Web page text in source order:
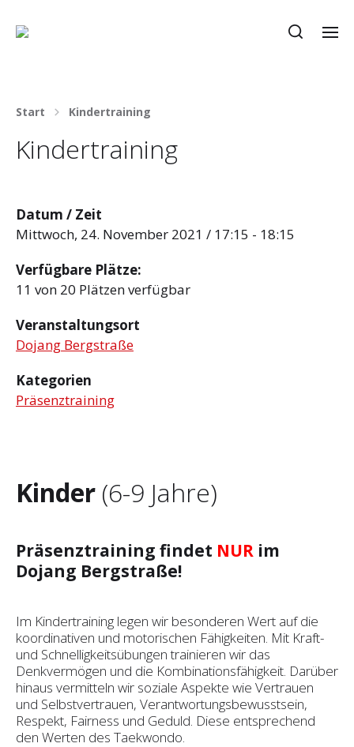
Start Kindertraining
Kindertraining
Datum / Zeit
Mittwoch, 24. November 2021 / 17:15 - 18:15
Verfügbare Plätze:
11 von 20 Plätzen verfügbar
Veranstaltungsort
Dojang Bergstraße
Kategorien
Präsenztraining
Kinder (6-9 Jahre)
Präsenztraining findet NUR im
Dojang Bergstraße!
Im Kindertraining legen wir besonderen Wert auf die
koordinativen und motorischen Fähigkeiten. Mit Kraft-
und Schnelligkeitsübungen trainieren wir das
Denkvermögen und die Kombinationsfähigkeit. Darüber
hinaus vermitteln wir soziale Aspekte wie Vertrauen
und Selbst­vertrauen, Verantwortungsbewusstsein,
Respekt, Fairness und Geduld. Diese entsprechend
den Werten des Taekwondo.